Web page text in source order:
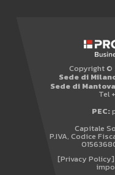
AREA RISERVATA
WHISTLEBLOWING
Copyright ©
Sede di
Sede di
Tel
PEC:
Capitale
P.IVA, Codice
[Privacy Policy]